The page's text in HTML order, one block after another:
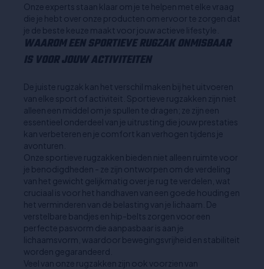
Onze experts staan klaar om je te helpen met elke vraag
die je hebt over onze producten om ervoor te zorgen dat
je de beste keuze maakt voor jouw actieve lifestyle.
WAAROM EEN SPORTIEVE RUGZAK ONMISBAAR
IS VOOR JOUW ACTIVITEITEN
De juiste rugzak kan het verschil maken bij het uitvoeren
van elke sport of activiteit. Sportieve rugzakken zijn niet
alleen een middel om je spullen te dragen; ze zijn een
essentieel onderdeel van je uitrusting die jouw prestaties
kan verbeteren en je comfort kan verhogen tijdens je
avonturen.
Onze sportieve rugzakken bieden niet alleen ruimte voor
je benodigdheden - ze zijn ontworpen om de verdeling
van het gewicht gelijkmatig over je rug te verdelen, wat
cruciaal is voor het handhaven van een goede houding en
het verminderen van de belasting van je lichaam. De
verstelbare bandjes en hip-belts zorgen voor een
perfecte pasvorm die aanpasbaar is aan je
lichaamsvorm, waardoor bewegingsvrijheid en stabiliteit
worden gegarandeerd.
Veel van onze rugzakken zijn ook voorzien van